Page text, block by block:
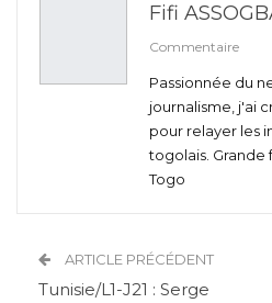
Fifi
Commentaire
Passionnée du
journalisme, j'ai
pour relayer les
togolais. Grande
Togo
ARTICLE PRÉCÉDENT
Tunisie/L1-J21 : Serge